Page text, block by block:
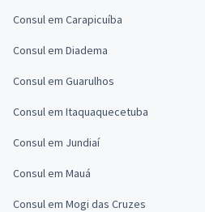
Consul em Carapicuíba
Consul em Diadema
Consul em Guarulhos
Consul em Itaquaquecetuba
Consul em Jundiaí
Consul em Mauá
Consul em Mogi das Cruzes